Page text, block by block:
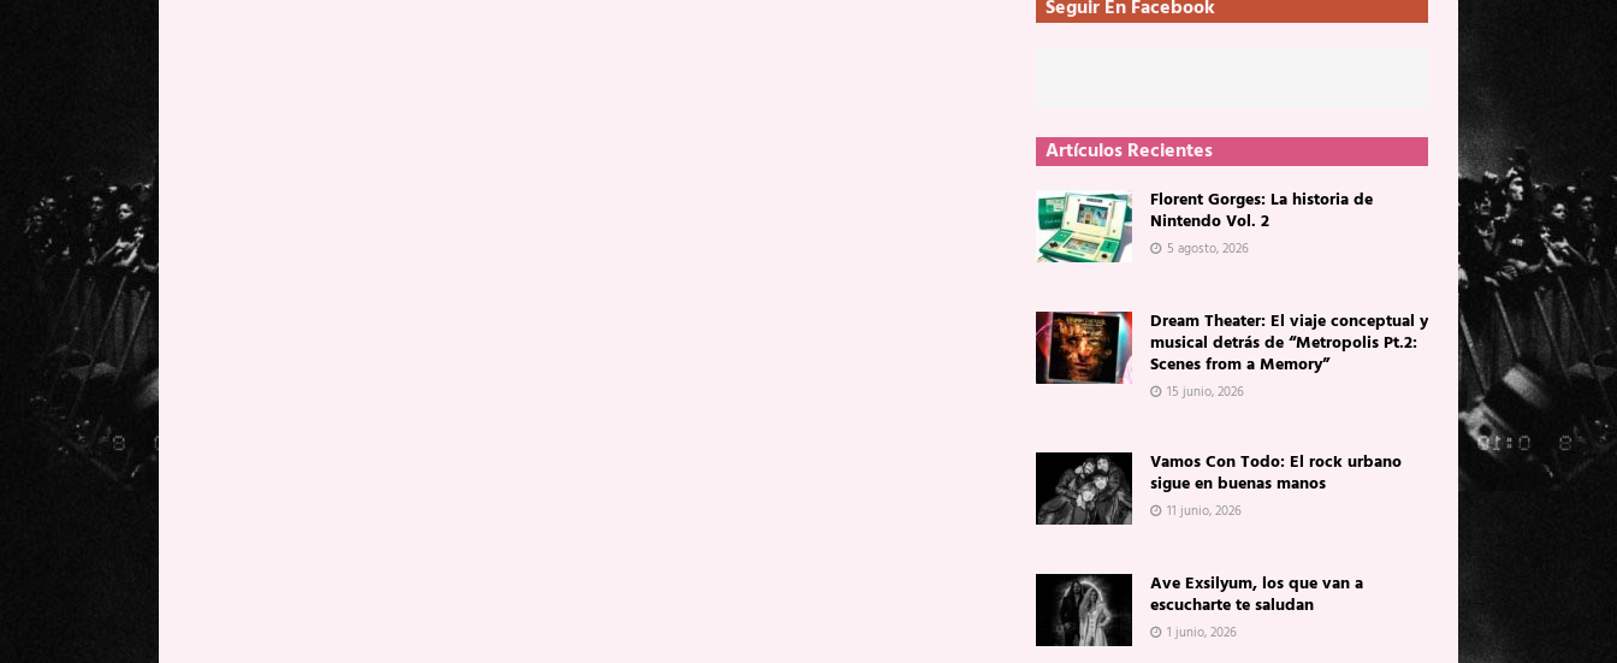
Seguir En Facebook
Artículos Recientes
Florent Gorges: La historia de
Nintendo Vol. 2
5 agosto, 2026
Dream Theater: El viaje conceptual y
musical detrás de “Metropolis Pt.2:
Scenes from a Memory”
15 junio, 2026
Vamos Con Todo: El rock urbano
sigue en buenas manos
11 junio, 2026
Ave Exsilyum, los que van a
escucharte te saludan
1 junio, 2026